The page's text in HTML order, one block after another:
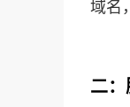
域名
二